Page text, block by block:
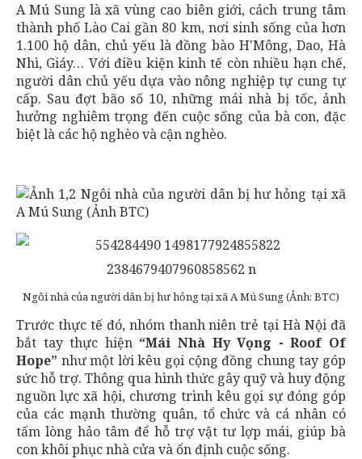
A Mú Sung là xã vùng cao biên giới, cách trung tâm
thành phố Lào Cai gần 80 km, nơi sinh sống của hơn
1.100 hộ dân, chủ yếu là đồng bào H'Mông, Dao, Hà
Nhì, Giáy… Với điều kiện kinh tế còn nhiều hạn chế,
người dân chủ yếu dựa vào nông nghiệp tự cung tự
cấp. Sau đợt bão số 10, những mái nhà bị tốc, ảnh
hưởng nghiêm trọng đến cuộc sống của bà con, đặc
biệt là các hộ nghèo và cận nghèo.
Ngôi nhà của người dân bị hư hỏng tại xã A Mú Sung (Ảnh: BTC)
Trước thực tế đó, nhóm thanh niên trẻ tại Hà Nội đã
bắt tay thực hiện“Mái Nhà Hy Vọng - Roof Of
Hope” như một lời kêu gọi cộng đồng chung tay góp
sức hỗ trợ. Thông qua hình thức gây quỹ và huy động
nguồn lực xã hội, chương trình kêu gọi sự đóng góp
của các mạnh thường quân, tổ chức và cá nhân có
tấm lòng hảo tâm để hỗ trợ vật tư lợp mái, giúp bà
con khôi phục nhà cửa và ổn định cuộc sống.